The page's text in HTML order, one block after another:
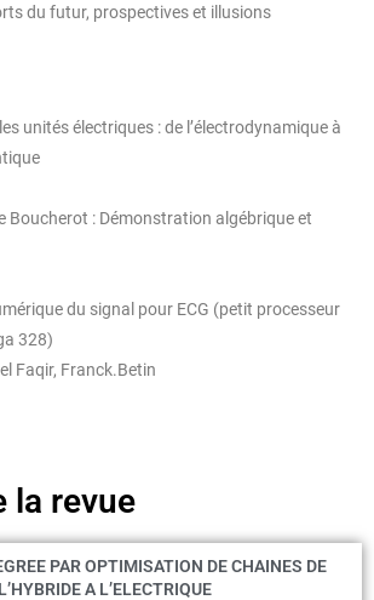
du futur, prospectives et illusions
unités électriques : de l’électrodynamique à
: Démonstration algébrique et
du signal pour ECG (petit processeur
328)
Faqir, Franck.Betin
la revue
PAR OPTIMISATION DE CHAINES DE
A L’ELECTRIQUE